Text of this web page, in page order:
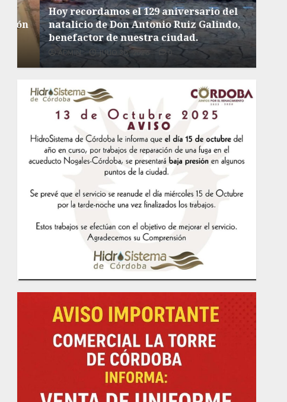
Hoy recordamos el 129 aniversario del
natalicio de Don Antonio Ruiz Galindo,
benefactor de nuestra ciudad.
ADMIN JULIO 30, 2026 0